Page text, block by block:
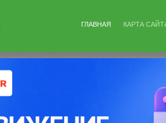
ГЛАВНАЯ КАРТА